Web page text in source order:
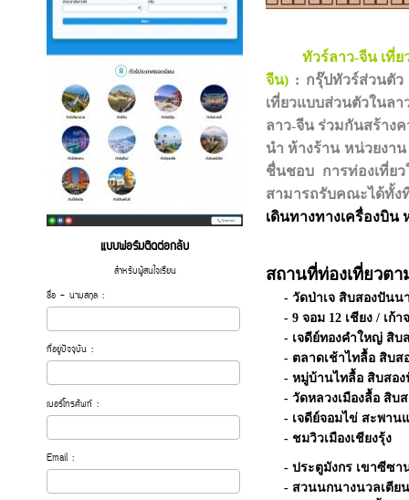
แบบฟอร์มติดต่อกลับ
สำหรับผู้สนใจเรียน
ชื่อ - นามสกุล :
ที่อยู่ปัจจุบัน :
เบอร์โทรศัพท์ :
Email :
ทัวร์ลาว-จีน เที่
จีน): กรุ๊ปทัวร์ส่วนตัว
เที่ยวแบบส่วนตัวในล
ลาว-จีน ร่วมกันสร้าง
นำ ห้างร้าน หน่วยงา
ชื่นชอบ การท่องเที่ย
สามารถรับคณะได้ทั้ง
เดินทางทางเครื่องบิน
สถานที่ท่องเที่ยวต
- วัดป่าเจ สิบสองปันน
- 9 จอม 12 เชียง / เก้
- เจดีย์ทองคําใหญ่ สิบ
- ตลาดเช้าไทลื้อ สิบส
- หมู่บ้านไทลื้อ สิบสอ
- วัดหลวงเมืองลื้อ สิบ
- เจดีย์จอมไข่ สะพาน
- ชมวิวเมืองเชียงรุ้ง
- ประตูมังกร เขาซีซา
- สวนนกนางนวลเตียน